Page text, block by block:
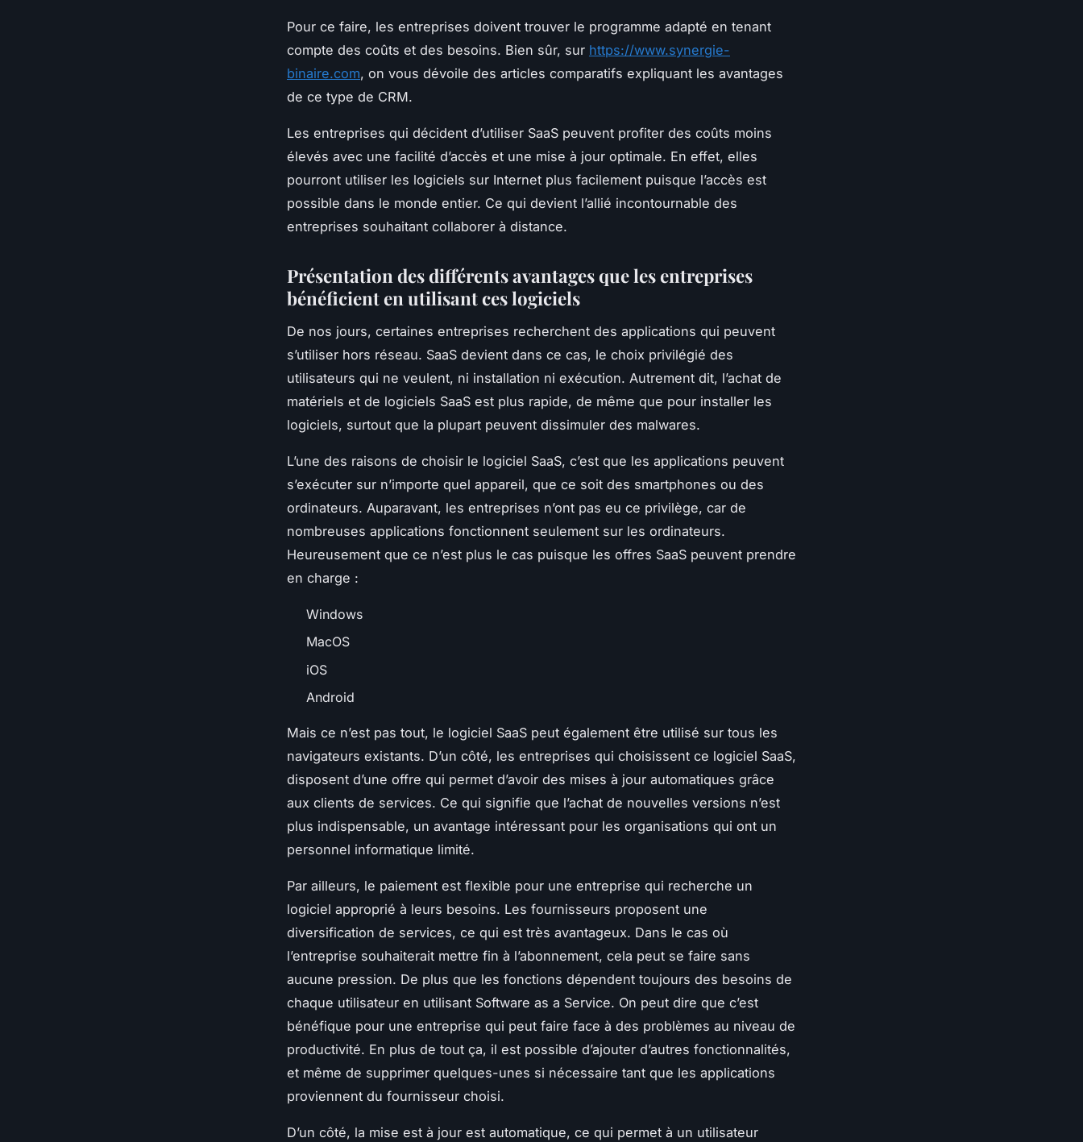
Pour ce faire, les entreprises doivent trouver le programme adapté en tenant
compte des coûts et des besoins. Bien sûr, sur https://www.synergie-
binaire.com, on vous dévoile des articles comparatifs expliquant les avantages
de ce type de CRM.
Les entreprises qui décident d’utiliser SaaS peuvent profiter des coûts moins
élevés avec une facilité d’accès et une mise à jour optimale. En effet, elles
pourront utiliser les logiciels sur Internet plus facilement puisque l’accès est
possible dans le monde entier. Ce qui devient l’allié incontournable des
entreprises souhaitant collaborer à distance.
Présentation des différents avantages que les entreprises
bénéficient en utilisant ces logiciels
De nos jours, certaines entreprises recherchent des applications qui peuvent
s’utiliser hors réseau. SaaS devient dans ce cas, le choix privilégié des
utilisateurs qui ne veulent, ni installation ni exécution. Autrement dit, l’achat de
matériels et de logiciels SaaS est plus rapide, de même que pour installer les
logiciels, surtout que la plupart peuvent dissimuler des malwares.
L’une des raisons de choisir le logiciel SaaS, c’est que les applications peuvent
s’exécuter sur n’importe quel appareil, que ce soit des smartphones ou des
ordinateurs. Auparavant, les entreprises n’ont pas eu ce privilège, car de
nombreuses applications fonctionnent seulement sur les ordinateurs.
Heureusement que ce n’est plus le cas puisque les offres SaaS peuvent prendre
en charge :
Windows
MacOS
iOS
Android
Mais ce n’est pas tout, le logiciel SaaS peut également être utilisé sur tous les
navigateurs existants. D’un côté, les entreprises qui choisissent ce logiciel SaaS,
disposent d’une offre qui permet d’avoir des mises à jour automatiques grâce
aux clients de services. Ce qui signifie que l’achat de nouvelles versions n’est
plus indispensable, un avantage intéressant pour les organisations qui ont un
personnel informatique limité.
Par ailleurs, le paiement est flexible pour une entreprise qui recherche un
logiciel approprié à leurs besoins. Les fournisseurs proposent une
diversification de services, ce qui est très avantageux. Dans le cas où
l’entreprise souhaiterait mettre fin à l’abonnement, cela peut se faire sans
aucune pression. De plus que les fonctions dépendent toujours des besoins de
chaque utilisateur en utilisant Software as a Service. On peut dire que c’est
bénéfique pour une entreprise qui peut faire face à des problèmes au niveau de
productivité. En plus de tout ça, il est possible d’ajouter d’autres fonctionnalités,
et même de supprimer quelques-unes si nécessaire tant que les applications
proviennent du fournisseur choisi.
D’un côté, la mise est à jour est automatique, ce qui permet à un utilisateur